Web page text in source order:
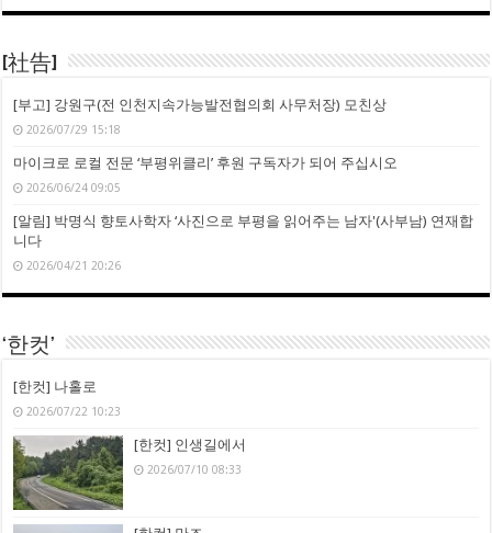
[社告]
[부고] 강원구(전 인천지속가능발전협의회 사무처장) 모친상
2026/07/29 15:18
마이크로 로컬 전문 ‘부평위클리’ 후원 구독자가 되어 주십시오
2026/06/24 09:05
[알림] 박명식 향토사학자 ‘사진으로 부평을 읽어주는 남자'(사부남) 연재합
니다
2026/04/21 20:26
‘한컷’
[한컷] 나홀로
2026/07/22 10:23
[한컷] 인생길에서
2026/07/10 08:33